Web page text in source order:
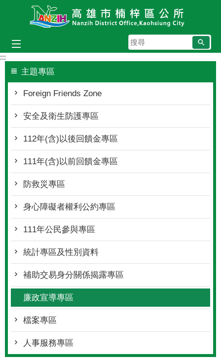
跳到主要內容區塊
搜
尋
:::
主題專區
Foreign Friends Zone
安全及衛生防護專區
112年(含)以後回饋金專區
111年(含)以前回饋金專區
防救災專區
身心障礙者權利公約專區
111年公民參與專區
統計專區及性別資料
補助交易身分關係揭露專區
廉政宣導專區
檔案專區
人事服務專區